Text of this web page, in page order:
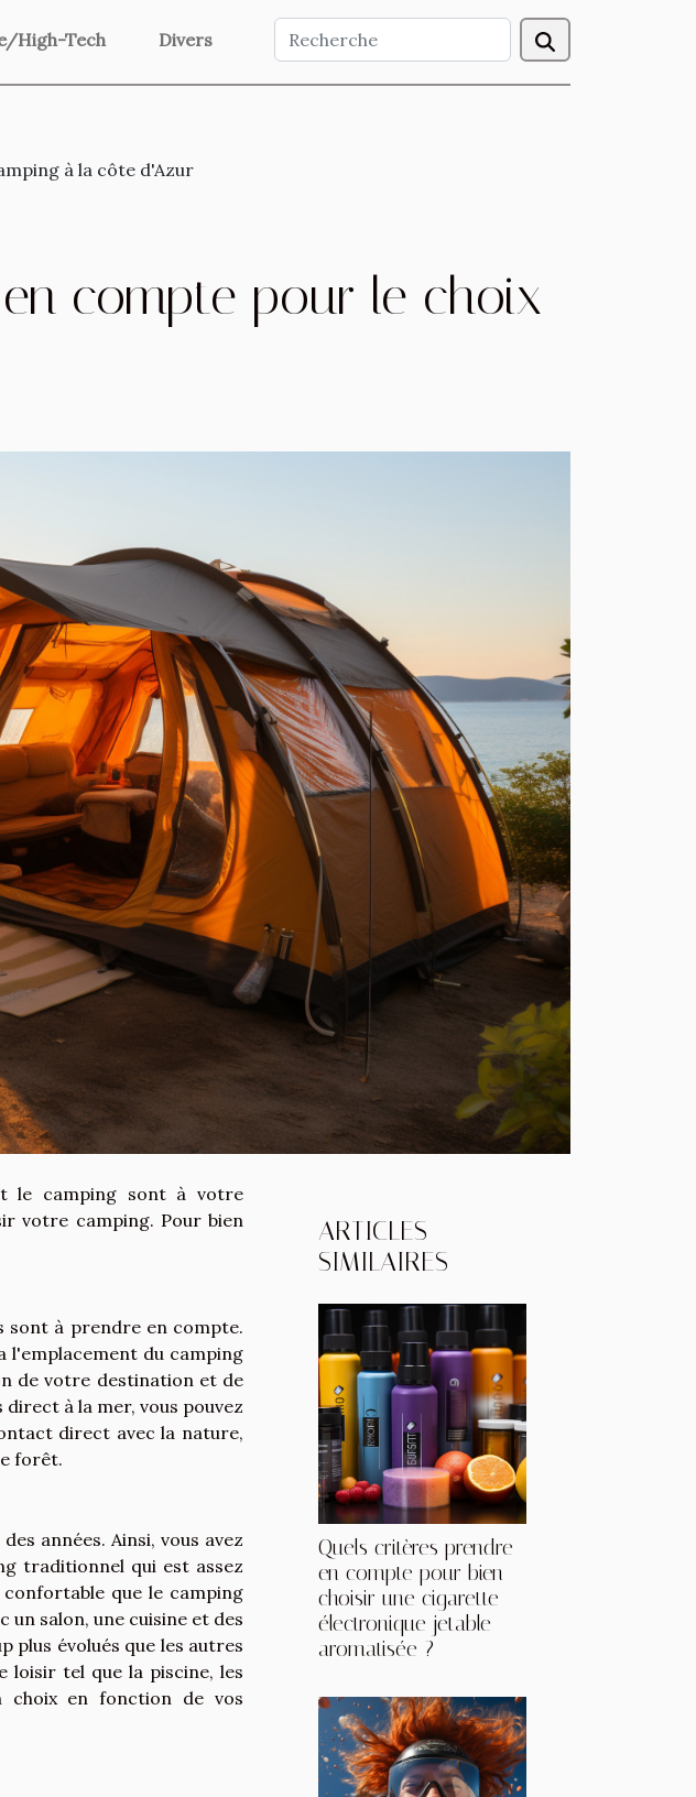
High-Tech Divers
à la côte d'Azur
compte pour le choix
le camping sont à votre
votre camping. Pour bien
sont à prendre en compte.
l'emplacement du camping
de votre destination et de
à la mer, vous pouvez
direct avec la nature,
forêt.
années. Ainsi, vous avez
traditionnel qui est assez
que le camping
salon, une cuisine et des
plus évolués que les autres
loisir tel que la piscine, les
choix en fonction de vos
ARTICLES
SIMILAIRES
Quels critères prendre
en compte pour bien
choisir une cigarette
électronique jetable
aromatisée ?